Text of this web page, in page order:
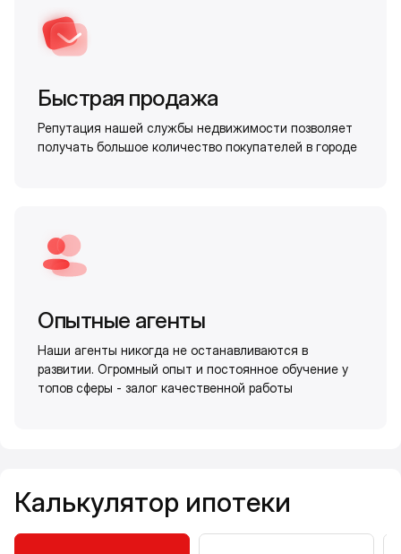
Быстрая продажа
Репутация нашей службы недвижимости позволяет
получать большое количество покупателей в городе
Опытные агенты
Наши агенты никогда не останавливаются в
развитии. Огромный опыт и постоянное обучение у
топов сферы - залог качественной работы
Калькулятор ипотеки